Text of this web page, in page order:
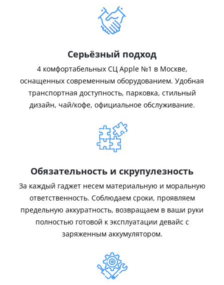
Серьёзный подход
4 комфортабельных СЦ Apple №1 в Москве,
оснащенных современным оборудованием. Удобная
транспортная доступность, парковка, стильный
дизайн, чай/кофе, официальное обслуживание.
Обязательность и скрупулезность
За каждый гаджет несем материальную и моральную
ответственность. Соблюдаем сроки, проявляем
предельную аккуратность, возвращаем в ваши руки
полностью готовой к эксплуатации девайс с
заряженным аккумулятором.